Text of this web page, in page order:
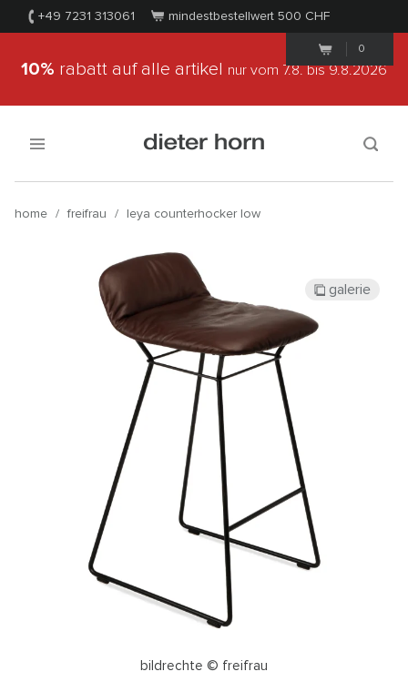
+49 7231 313061 mindestbestellwert 500 CHF
0
10% rabatt auf alle artikel nur vom 7.8.bis 9.8.2026
home / freifrau / leya counterhocker low
bildrechte © freifrau
galerie